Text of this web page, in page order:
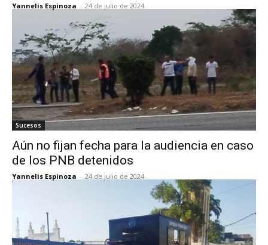
Yannelis Espinoza - 24 de julio de 2024
Sucesos
Aún no fijan fecha para la audiencia en caso
de los PNB detenidos
Yannelis Espinoza - 24 de julio de 2024